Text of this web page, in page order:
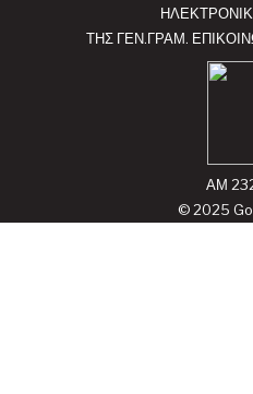
ΤΗΣ ΓΕΝ.ΓΡΑΜ.
ΑΜ
© 2025